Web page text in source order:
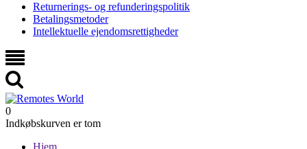
Returnerings- og refunderingspolitik
Betalingsmetoder
Intellektuelle ejendomsrettigheder
0
Indkøbskurven er tom
Hjem